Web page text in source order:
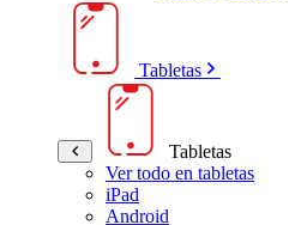
Tabletas
Tabletas
Ver todo en tabletas
iPad
Android